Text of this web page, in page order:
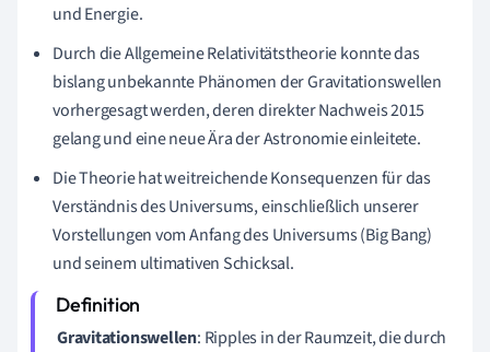
und Energie.
Durch die Allgemeine Relativitätstheorie konnte das
bislang unbekannte Phänomen der Gravitationswellen
vorhergesagt werden, deren direkter Nachweis 2015
gelang und eine neue Ära der Astronomie einleitete.
Die Theorie hat weitreichende Konsequenzen für das
Verständnis des Universums, einschließlich unserer
Vorstellungen vom Anfang des Universums (Big Bang)
und seinem ultimativen Schicksal.
Gravitationswellen: Ripples in der Raumzeit, die durch